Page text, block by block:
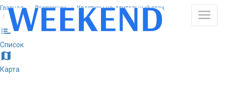
Главная Дзержинск
Квартиры на длительный срок
Однокомнатные
list
Список
map
Карта